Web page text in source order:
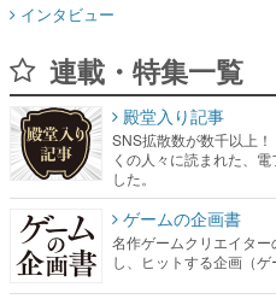
インタビュー
連載・特集一覧
殿堂入り記事
SNS拡散数が数千以上
くの人々に読まれた、
した。
ゲームの企画書
名作ゲームクリエイタ
し、ヒットする企画（ゲ